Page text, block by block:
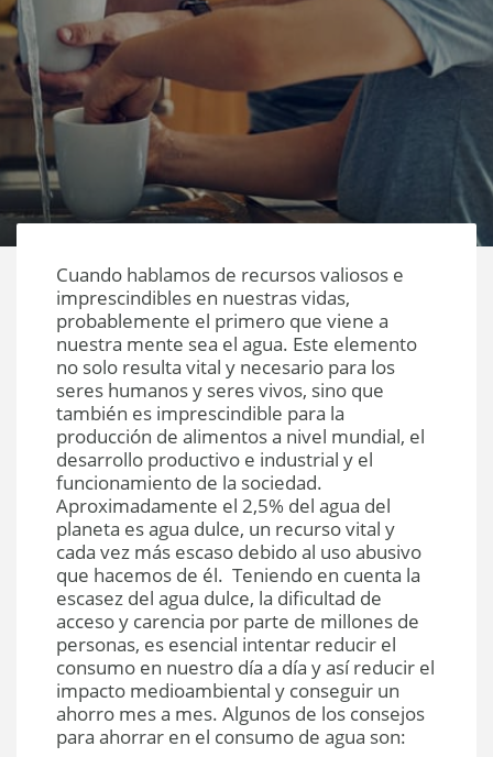
Cuando hablamos de recursos valiosos e
imprescindibles en nuestras vidas,
probablemente el primero que viene a
nuestra mente sea el agua. Este elemento
no solo resulta vital y necesario para los
seres humanos y seres vivos, sino que
también es imprescindible para la
producción de alimentos a nivel mundial, el
desarrollo productivo e industrial y el
funcionamiento de la sociedad.
Aproximadamente el 2,5% del agua del
planeta es agua dulce, un recurso vital y
cada vez más escaso debido al uso abusivo
que hacemos de él. Teniendo en cuenta la
escasez del agua dulce, la dificultad de
acceso y carencia por parte de millones de
personas, es esencial intentar reducir el
consumo en nuestro día a día y así reducir el
impacto medioambiental y conseguir un
ahorro mes a mes. Algunos de los consejos
para ahorrar en el consumo de agua son: